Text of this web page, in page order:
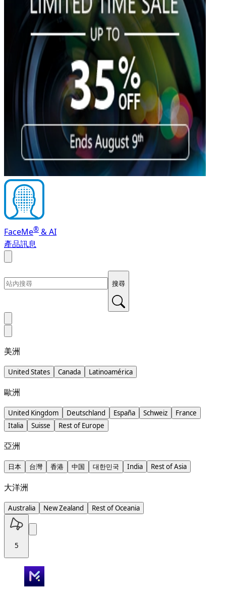
FaceMe® & AI
產品訊息
搜尋
美洲
United States Canada Latinoamérica
歐洲
United Kingdom Deutschland España Schweiz
France
Italia
Suisse Rest of Europe
亞洲
日本 台灣 香港 中国 대한민국 India Rest of Asia
大洋洲
Australia New Zealand Rest of Oceania
5